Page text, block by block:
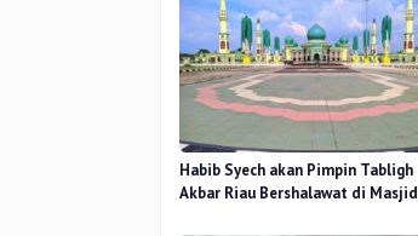
Habib Syech akan Pimpin Tabligh
Akbar Riau Bershalawat di Masjid